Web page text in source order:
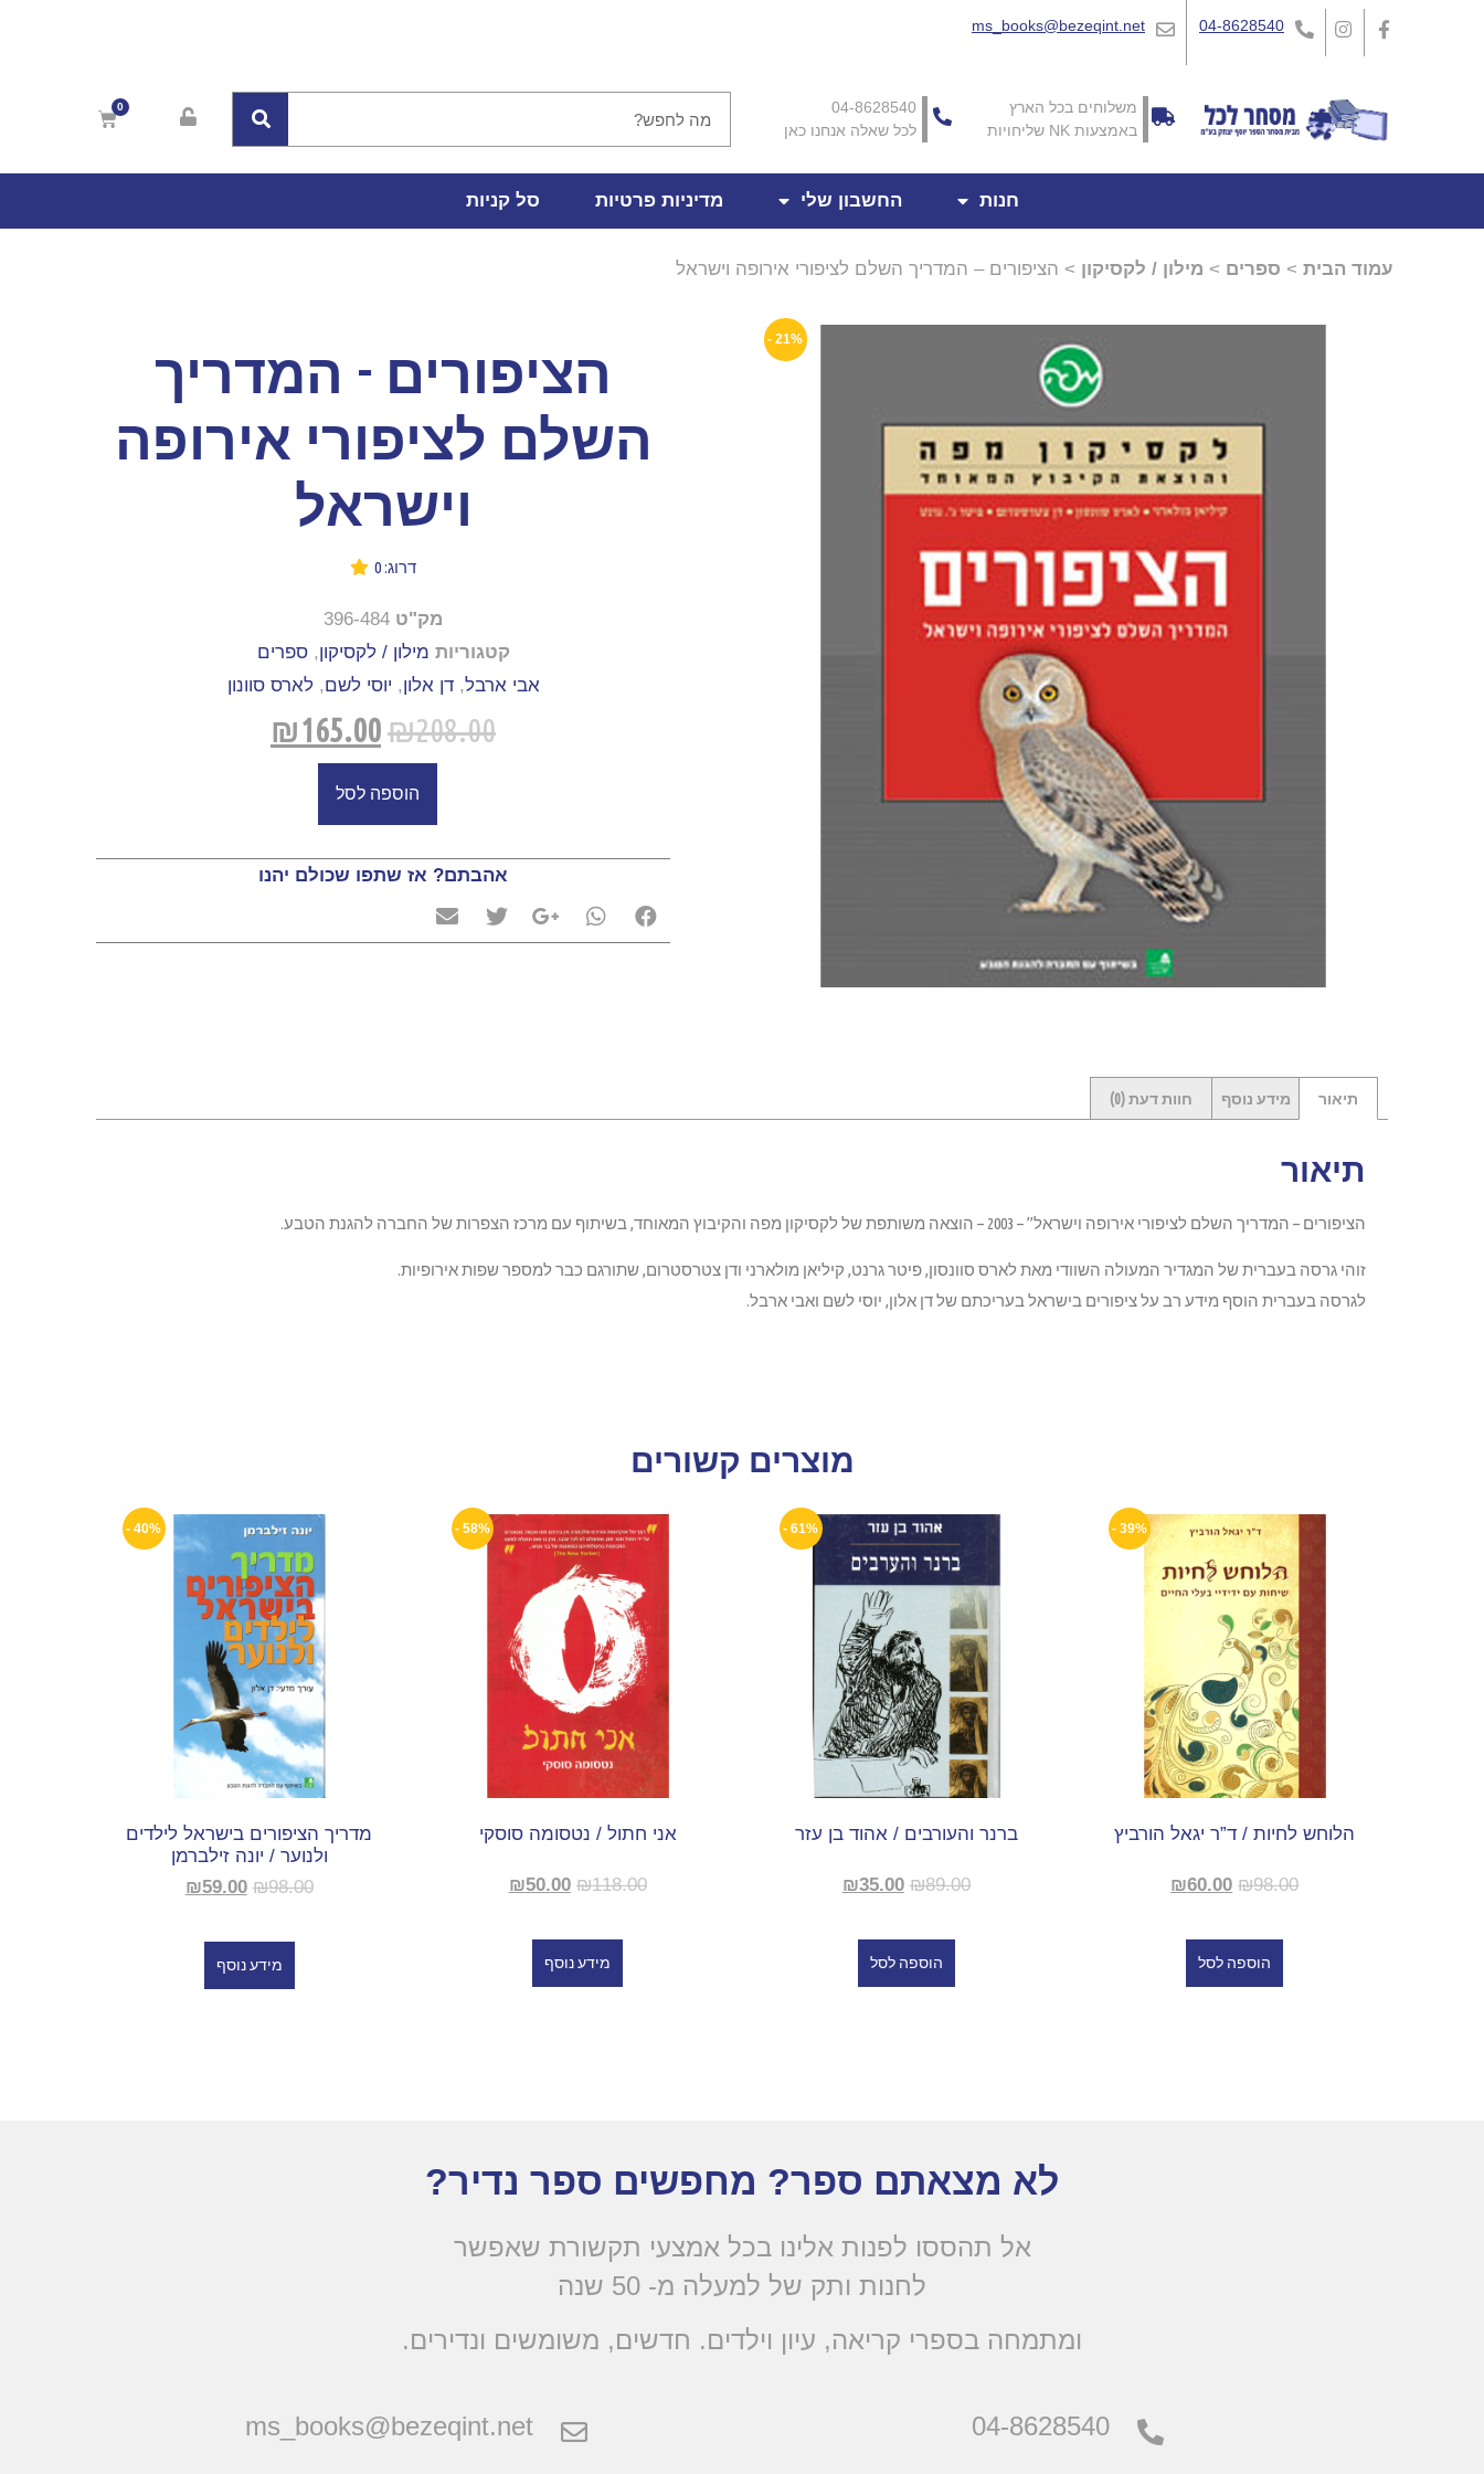
04-8628540
ms_books@bezeqint.net
משלוחים בכל הארץ
באמצעות NK שליחויות
04-8628540
לכל שאלה אנחנו כאן
חנות החשבון שלי מדיניות פרטיות סל קניות
עמוד הבית > ספרים > מילון / לקסיקון > הציפורים – המדריך השלם לציפורי אירופה וישראל
21% -
הציפורים - המדריך
השלם לציפורי אירופה
וישראל
דרוג: 0
מק"ט 396-484
קטגוריות מילון / לקסיקון,ספרים
אבי ארבל,דן אלון, יוסי לשם,לארס סוונון
₪208.00
₪165.00
הוספה לסל
אהבתם? אז שתפו שכולם יהנו
תיאור מידע נוסף חוות דעת (0)
תיאור
הציפורים – המדריך השלם לציפורי אירופה וישראל” – 2003 – הוצאה משותפת של לקסיקון מפה והקיבוץ המאוחד, בשיתוף עם מרכז הצפרות של החברה להגנת הטבע.
זוהי גרסה בעברית של המגדיר המעולה השוודי מאת לארס סוונסון, פיטר גרנט, קיליאן מולארני ודן צטרסטרום, שתורגם כבר למספר שפות אירופיות.
לגרסה בעברית הוסף מידע רב על ציפורים בישראל בעריכתם של דן אלון, יוסי לשם ואבי ארבל.
מוצרים קשורים
39% -
הלוחש לחיות / ד”ר יגאל הורביץ
₪98.00
₪60.00
הוספה לסל
61% -
ברנר והעורבים / אהוד בן עזר
₪89.00
₪35.00
הוספה לסל
58% -
אני חתול / נטסומה סוסקי
₪118.00
₪50.00
מידע נוסף
40% -
מדריך הציפורים בישראל לילדים
ולנוער / יונה זילברמן
₪98.00
₪59.00
מידע נוסף
לא מצאתם ספר? מחפשים ספר נדיר?
אל תהססו לפנות אלינו בכל אמצעי תקשורת שאפשר
לחנות ותק של למעלה מ- 50 שנה
.ומתמחה בספרי קריאה, עיון וילדים. חדשים, משומשים ונדירים
04-8628540
ms_books@bezeqint.net